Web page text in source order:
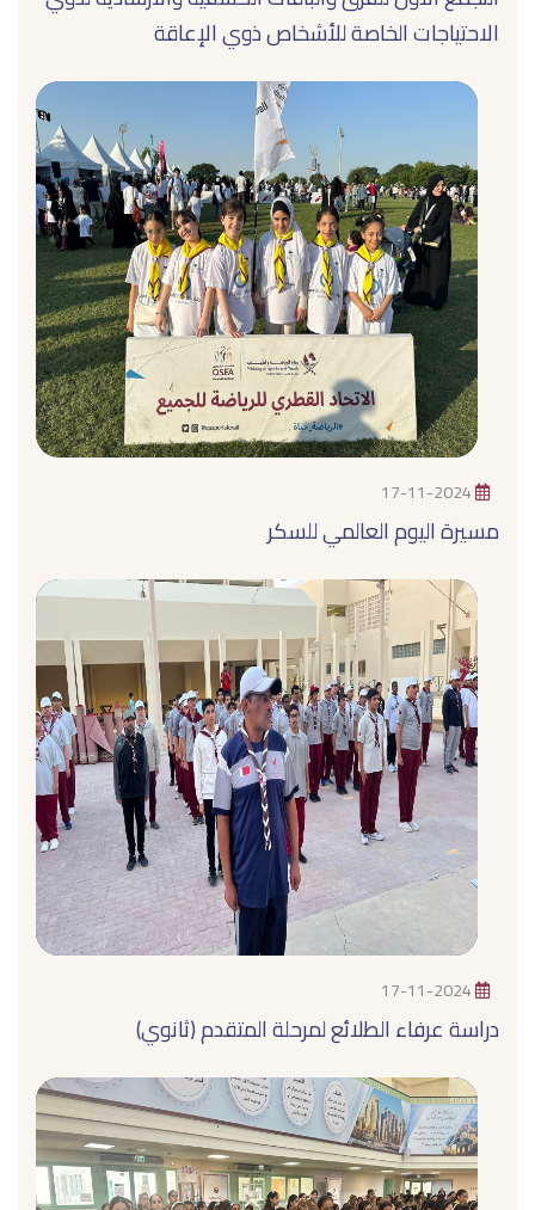
الاحتياجات الخاصة للأشخاص ذوي الإعاقة
17-11-2024
مسيرة اليوم العالمي للسكر
17-11-2024
دراسة عرفاء الطلائع لمرحلة المتقدم (ثانوي)